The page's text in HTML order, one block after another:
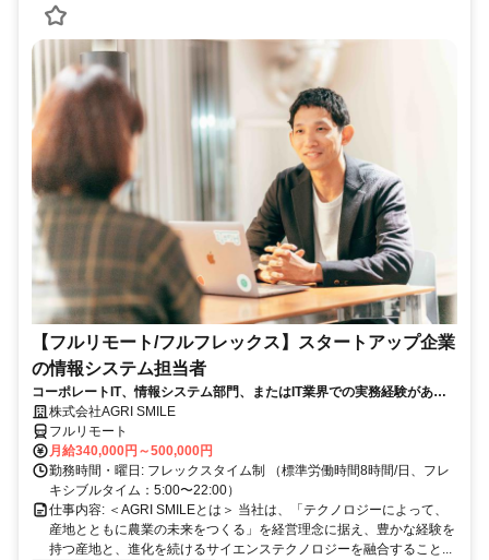
【フルリモート/フルフレックス】スタートアップ企業
の情報システム担当者
コーポレートIT、情報システム部門、またはIT業界での実務経験がある
方、大歓迎！
株式会社AGRI SMILE
フルリモート
月給340,000円～500,000円
勤務時間・曜日: フレックスタイム制 （標準労働時間8時間/日、フレ
キシブルタイム：5:00〜22:00）
仕事内容: ＜AGRI SMILEとは＞ 当社は、「テクノロジーによって、
産地とともに農業の未来をつくる」を経営理念に据え、豊かな経験を
持つ産地と、進化を続けるサイエンステクノロジーを融合すること...